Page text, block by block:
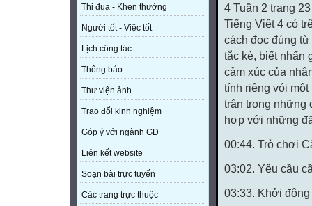
Thi đua - Khen thưởng
Người tốt - Việc tốt
Lịch công tác
Thông báo
Thư viện ảnh
Trao đổi kinh nghiệm
Góp ý với ngành GD
Liên kết website
Soạn bài trực tuyến
Các trang trực thuộc
4 Tuần 2 trang
Tiếng Việt 4 có
cách đọc đúng
tắc kè, biết nhấn
cảm xúc của
tính riêng vói
trân trọng những
hợp với những
00:44. Trò chơi
03:02. Yêu cầu
03:33. Khởi